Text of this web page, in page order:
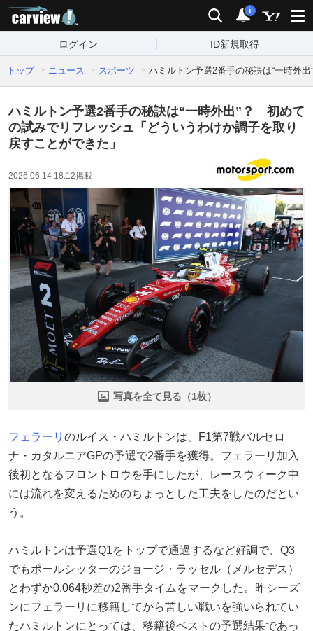
検索 通知
i
ログイン ID新規取得
トップ ニュース スポーツ ハミルトン予選2番手の秘訣は“一時外
ハミルトン予選2番手の秘訣は“一時外出”？ 初めて
の試みでリフレッシュ「どういうわけか調子を取り
戻すことができた」
2026.06.14 18:12掲載
写真を全て見る（1枚）
フェラーリ のルイス・ハミルトンは、F1第7戦バルセロ
ナ・カタルニアGPの予選で2番手を獲得。フェラーリ加入
後初となるフロントロウを手にしたが、レースウィーク中
には流れを変えるためのちょっとした工夫をしたのだとい
う。
ハミルトンは予選Q1をトップで通過するなど好調で、Q3
でもポールシッターのジョージ・ラッセル（メルセデス）
とわずか0.064秒差の2番手タイムをマークした。昨シーズ
ンにフェラーリに移籍してから苦しい戦いを強いられてい
たハミルトンにとっては、移籍後ベストの予選結果であっ